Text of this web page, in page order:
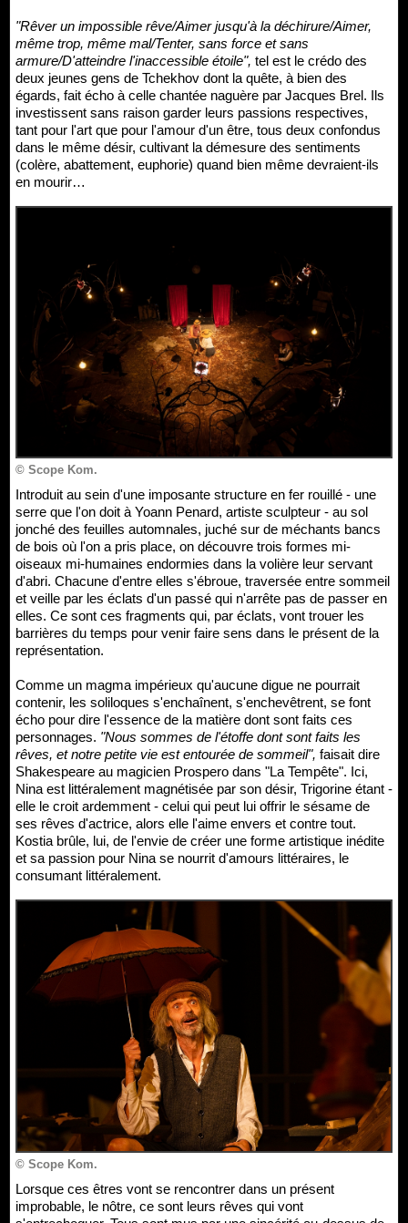
"Rêver un impossible rêve/Aimer jusqu'à la déchirure/Aimer,
même trop, même mal/Tenter, sans force et sans
armure/D'atteindre l'inaccessible étoile", tel est le crédo des
deux jeunes gens de Tchekhov dont la quête, à bien des
égards, fait écho à celle chantée naguère par Jacques Brel. Ils
investissent sans raison garder leurs passions respectives,
tant pour l'art que pour l'amour d'un être, tous deux confondus
dans le même désir, cultivant la démesure des sentiments
(colère, abattement, euphorie) quand bien même devraient-ils
en mourir…
© Scope Kom.
Introduit au sein d'une imposante structure en fer rouillé - une
serre que l'on doit à Yoann Penard, artiste sculpteur - au sol
jonché des feuilles automnales, juché sur de méchants bancs
de bois où l'on a pris place, on découvre trois formes mi-
oiseaux mi-humaines endormies dans la volière leur servant
d'abri. Chacune d'entre elles s'ébroue, traversée entre sommeil
et veille par les éclats d'un passé qui n'arrête pas de passer en
elles. Ce sont ces fragments qui, par éclats, vont trouer les
barrières du temps pour venir faire sens dans le présent de la
représentation.
Comme un magma impérieux qu'aucune digue ne pourrait
contenir, les soliloques s'enchaînent, s'enchevêtrent, se font
écho pour dire l'essence de la matière dont sont faits ces
personnages. "Nous sommes de l'étoffe dont sont faits les
rêves, et notre petite vie est entourée de sommeil", faisait dire
Shakespeare au magicien Prospero dans "La Tempête". Ici,
Nina est littéralement magnétisée par son désir, Trigorine étant -
elle le croit ardemment - celui qui peut lui offrir le sésame de
ses rêves d'actrice, alors elle l'aime envers et contre tout.
Kostia brûle, lui, de l'envie de créer une forme artistique inédite
et sa passion pour Nina se nourrit d'amours littéraires, le
consumant littéralement.
© Scope Kom.
Lorsque ces êtres vont se rencontrer dans un présent
improbable, le nôtre, ce sont leurs rêves qui vont